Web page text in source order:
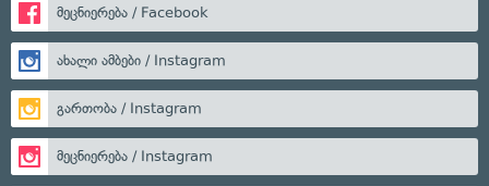
მეცნიერება / Facebook
ახალი ამბები / Instagram
გართობა / Instagram
მეცნიერება / Instagram